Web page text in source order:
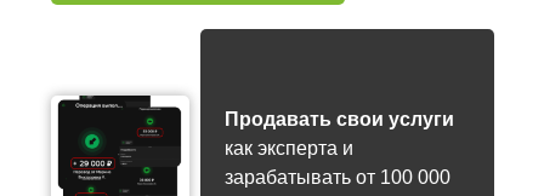
Продавать свои услуги
как эксперта и
зарабатывать от 100 000